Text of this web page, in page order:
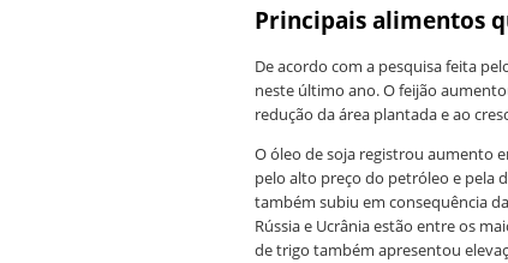
Principais alimentos
De acordo com a pesquisa feita
neste último ano. O feijão
redução da área plantada e ao
O óleo de soja registrou aumento
pelo alto preço do petróleo e pela
também subiu em consequência
Rússia e Ucrânia estão entre os
de trigo também apresentou